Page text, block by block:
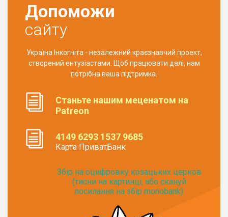
Допоможи
сайту
Україна Інкогніта - незалежний краєзнавчий проект,
створений ентузіастами. Щоб працювати далі, нам
потрібна ваша підтримка.
Станьте нашим меценатом на
Patreon
4149 6293 1537 9685
Карта ПриватБанк
Збір на оцифровку козацьких церков
(тисни на картинці, або скануй
посилання на збір monobank):